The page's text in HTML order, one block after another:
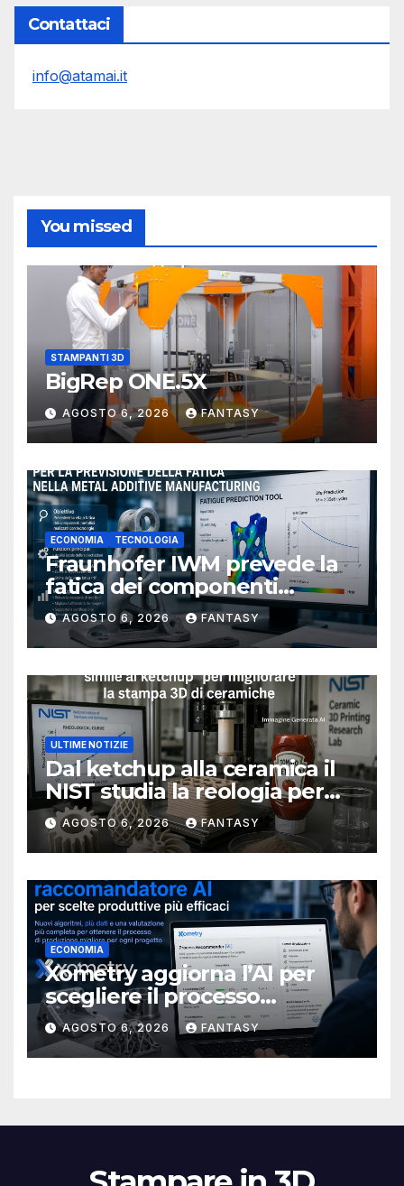
Contattaci
info@atamai.it
You missed
STAMPANTI 3D
BigRep ONE.5X
AGOSTO 6, 2026 FANTASY
ECONOMIA TECNOLOGIA
Fraunhofer IWM prevede la
fatica dei componenti
metallici stampati in 3D
AGOSTO 6, 2026 FANTASY
ULTIME NOTIZIE
Dal ketchup alla ceramica il
NIST studia la reologia per
rendere più affidabile la
stampa 3D
AGOSTO 6, 2026 FANTASY
ECONOMIA
Xometry aggiorna l’AI per
scegliere il processo
produttivo più adatto
AGOSTO 6, 2026 FANTASY